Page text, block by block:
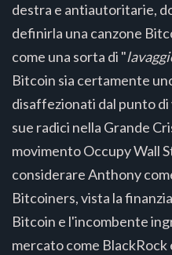
destra e antiautoritarie,
definirla una canzone
come una sorta di "
Bitcoin sia certamente
disaffezionati dal punto
sue radici nella Grande
movimento Occupy Wall
considerare Anthony
Bitcoiners, vista la
Bitcoin e l'incombente
mercato come BlackRock